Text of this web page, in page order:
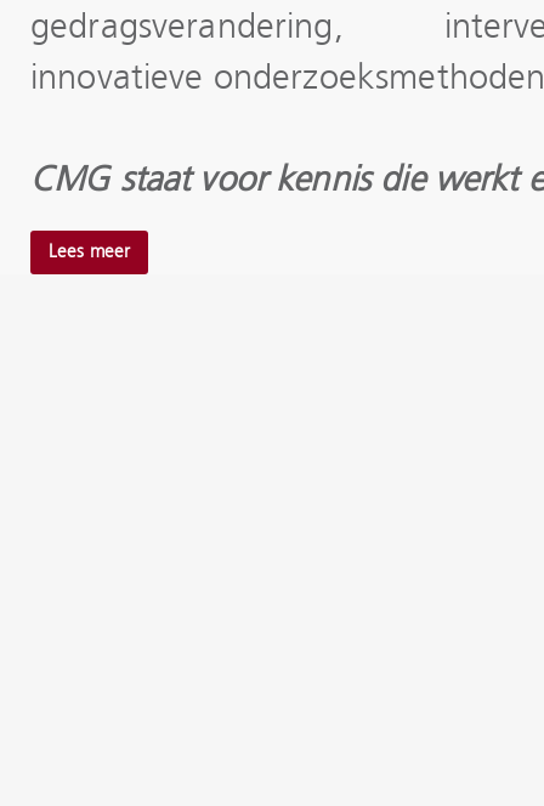
gedragsverandering,
innovatieve
CMG staat voor kennis die werkt
Lees meer